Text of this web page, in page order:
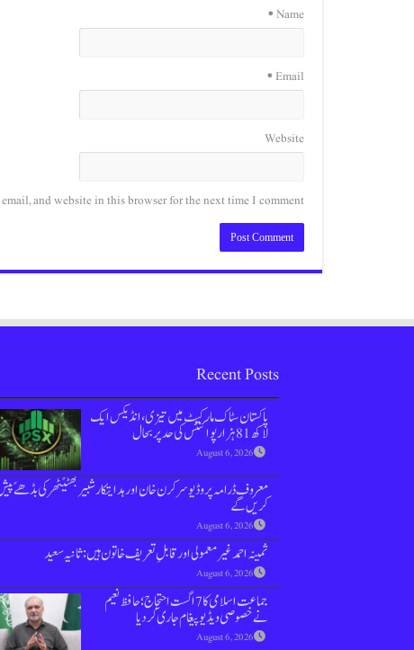
Name
*
Email
*
Website
email, and website in this browser for the next time I comment.
Recent Posts
پاکستان سٹاک مارکیٹ میں تیزی،انڈیکس ایک
لاکھ 81 ہزار پوائنٹس کی حد پر بحال
August 6, 2026
معروف ڈرامہ پروڈیوسر کرن خان اور ہدایتکار شبیر بھٹیًٹھرکی
کریں گے
August 6, 2026
ثمینہ احمد غیر معمولی اور قابلِ تعریف خاتون ہیں: ثانیہ سعید
August 6, 2026
جماعت اسلامی کا 7 اگست احتجاج؛حافظ نعیم
نے خصوصی ویڈیو پیغام جاری کردیا
August 6, 2026